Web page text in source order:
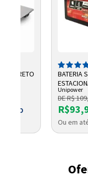
W9 PRETO
BATERIA
Unipower
DE R$
Ou em